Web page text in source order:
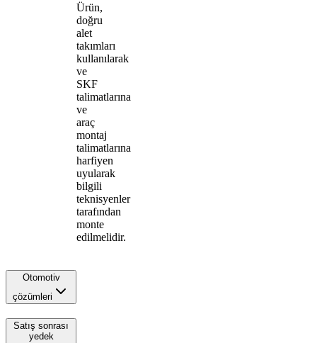
Ürün,
doğru
alet
takımları
kullanılarak
ve
SKF
talimatlarına
ve
araç
montaj
talimatlarına
harfiyen
uyularak
bilgili
teknisyenler
tarafından
monte
edilmelidir.
Otomotiv
çözümleri
Satış sonrası
yedek